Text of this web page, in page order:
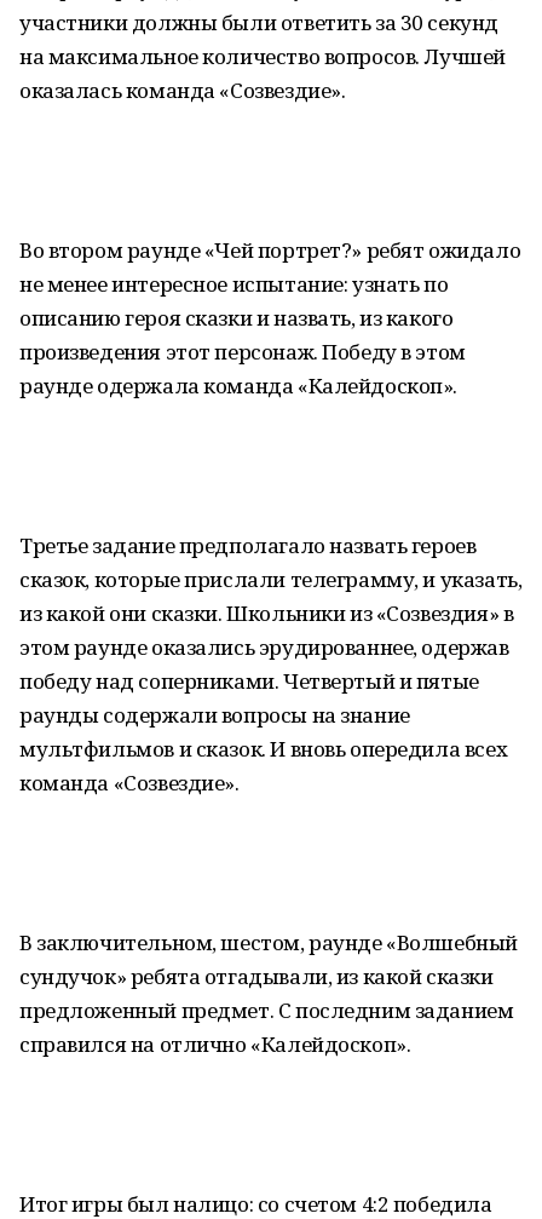
участники должны были ответить за 30 секунд
на максимальное количество вопросов. Лучшей
оказалась команда «Созвездие».
Во втором раунде «Чей портрет?» ребят ожидало
не менее интересное испытание: узнать по
описанию героя сказки и назвать, из какого
произведения этот персонаж. Победу в этом
раунде одержала команда «Калейдоскоп».
Третье задание предполагало назвать героев
сказок, которые прислали телеграмму, и указать,
из какой они сказки. Школьники из «Созвездия» в
этом раунде оказались эрудированнее, одержав
победу над соперниками. Четвертый и пятые
раунды содержали вопросы на знание
мультфильмов и сказок. И вновь опередила всех
команда «Созвездие».
В заключительном, шестом, раунде «Волшебный
сундучок» ребята отгадывали, из какой сказки
предложенный предмет. С последним заданием
справился на отлично «Калейдоскоп».
Итог игры был налицо: со счетом 4:2 победила